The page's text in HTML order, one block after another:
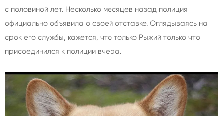
с половиной лет. Несколько месяцев назад полиция
официально объявила о своей отставке. Оглядываясь на
срок его службы, кажется, что только Рыжий только что
присоединился к полиции вчера.